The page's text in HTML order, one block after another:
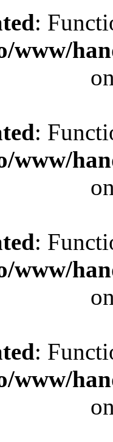
:
www/
:
www/
:
www/
:
www/